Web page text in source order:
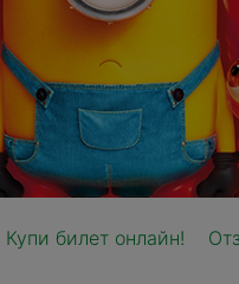
Купи билет онлайн!